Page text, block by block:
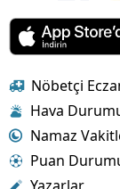
Nöbetçi
Hava
Namaz
Puan
Yazarlar